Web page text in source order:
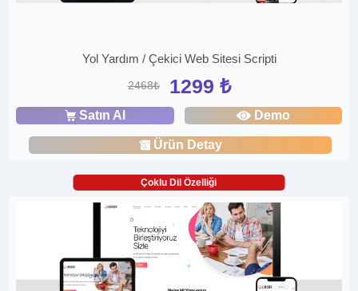
Yol Yardım / Çekici Web Sitesi Scripti
2468₺ 1299 ₺
Satın Al Demo
Ürün Detay
Çoklu Dil Özelliği